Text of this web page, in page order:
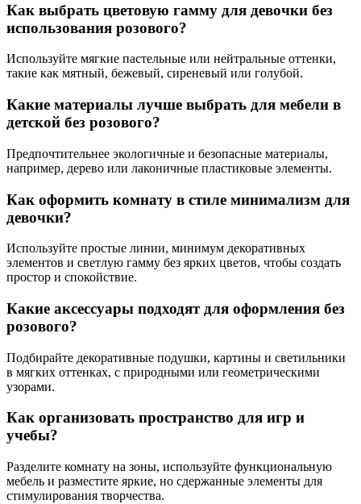
Как выбрать цветовую гамму для девочки без
использования розового?
Используйте мягкие пастельные или нейтральные оттенки,
такие как мятный, бежевый, сиреневый или голубой.
Какие материалы лучше выбрать для мебели в
детской без розового?
Предпочтительнее экологичные и безопасные материалы,
например, дерево или лаконичные пластиковые элементы.
Как оформить комнату в стиле минимализм для
девочки?
Используйте простые линии, минимум декоративных
элементов и светлую гамму без ярких цветов, чтобы создать
простор и спокойствие.
Какие аксессуары подходят для оформления без
розового?
Подбирайте декоративные подушки, картины и светильники
в мягких оттенках, с природными или геометрическими
узорами.
Как организовать пространство для игр и
учебы?
Разделите комнату на зоны, используйте функциональную
мебель и разместите яркие, но сдержанные элементы для
стимулирования творчества.